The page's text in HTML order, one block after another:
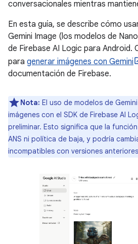
conversacionales mientras
En esta guía, se describe cómo
Gemini Image (los modelos de
de Firebase AI Logic para Android.
para generar imágenes con Gemini
documentación de Firebase.
Nota: El uso de modelos de
imágenes con el SDK de Firebase AI
preliminar. Esto significa que la
ANS ni política de baja, y podría
incompatibles con versiones